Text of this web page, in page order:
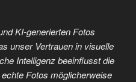
KI-generierten Fotos
unser Vertrauen in visuelle
Intelligenz beeinflusst die
Fotos möglicherweise